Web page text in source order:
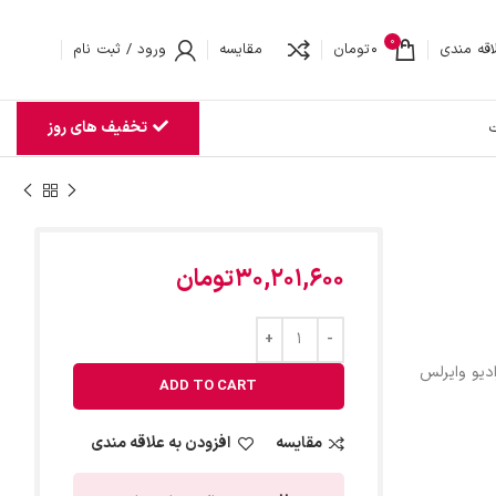
مندی 0
0تومان مقایسه ورود / ثبت نام
تخفیف های روز
وایرلس
30,201,600تومان
ADD TO CART
مقایسه افزودن به علاقه مندی